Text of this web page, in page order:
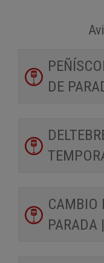
DE
CAMBIO
PARADA